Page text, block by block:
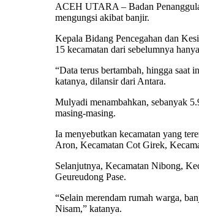
ACEH UTARA – Badan
mengungsi akibat banjir.
Kepala Bidang Pencegahan dan
15 kecamatan dari sebelumnya
“Data terus bertambah, hingga saat
katanya, dilansir dari Antara.
Mulyadi menambahkan, sebanyak
masing-masing.
Ia menyebutkan kecamatan yang
Aron, Kecamatan Cot Girek,
Selanjutnya, Kecamatan Nibong,
Geureudong Pase.
“Selain merendam rumah warga,
Nisam,” katanya.